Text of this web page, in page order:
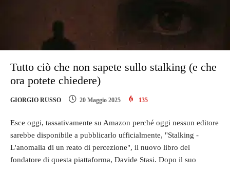
Tutto ciò che non sapete sullo stalking (e che
ora potete chiedere)
GIORGIO RUSSO 20 Maggio 2025 135
Esce oggi, tassativamente su Amazon perché oggi nessun editore
sarebbe disponibile a pubblicarlo ufficialmente, "Stalking -
L'anomalia di un reato di percezione", il nuovo libro del
fondatore di questa piattaforma, Davide Stasi. Dopo il suo